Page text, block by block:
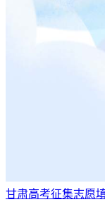
甘肃高考征集志愿